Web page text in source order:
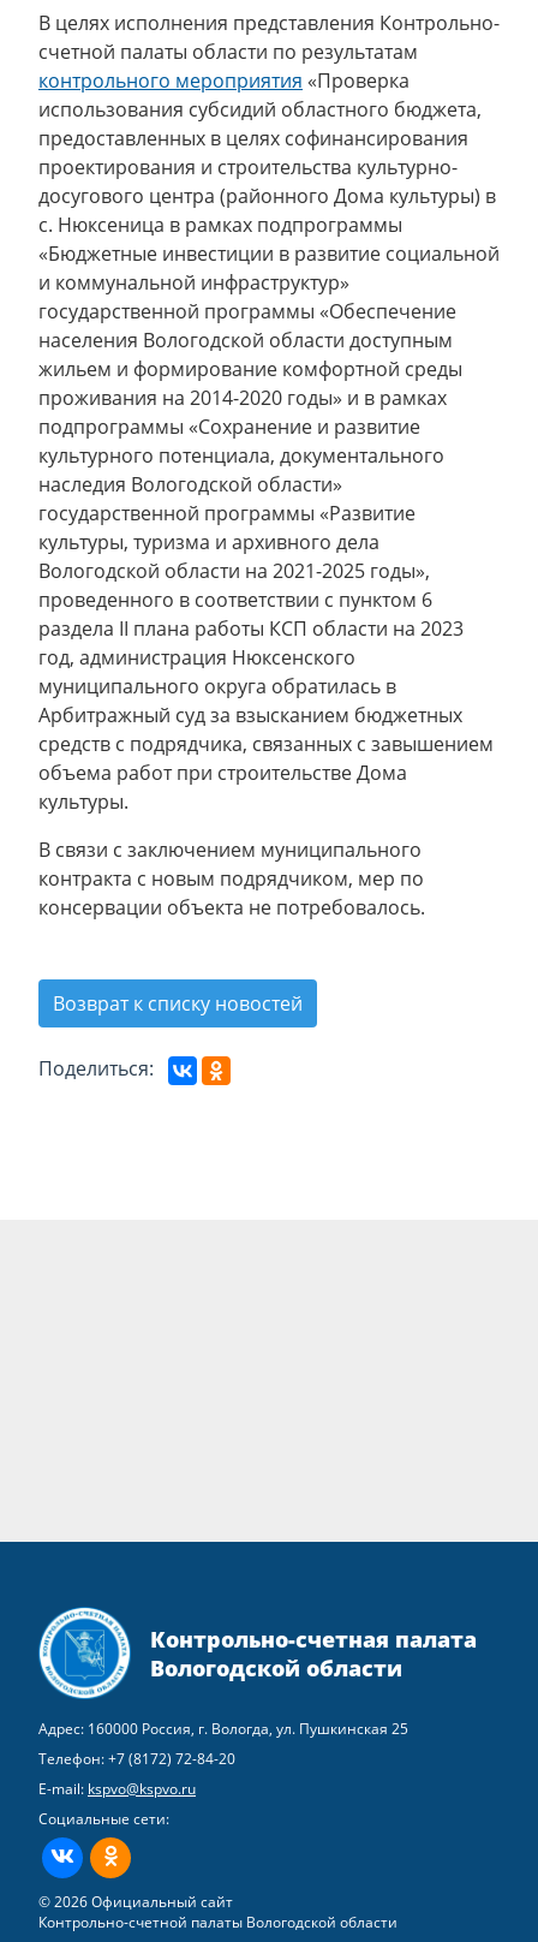
В целях исполнения представления Контрольно-
счетной палаты области по результатам
контрольного мероприятия «Проверка
использования субсидий областного бюджета,
предоставленных в целях софинансирования
проектирования и строительства культурно-
досугового центра (районного Дома культуры) в
с. Нюксеница в рамках подпрограммы
«Бюджетные инвестиции в развитие социальной
и коммунальной инфраструктур»
государственной программы «Обеспечение
населения Вологодской области доступным
жильем и формирование комфортной среды
проживания на 2014-2020 годы» и в рамках
подпрограммы «Сохранение и развитие
культурного потенциала, документального
наследия Вологодской области»
государственной программы «Развитие
культуры, туризма и архивного дела
Вологодской области на 2021-2025 годы»,
проведенного в соответствии с пунктом 6
раздела II плана работы КСП области на 2023
год, администрация Нюксенского
муниципального округа обратилась в
Арбитражный суд за взысканием бюджетных
средств с подрядчика, связанных с завышением
объема работ при строительстве Дома
культуры.
В связи с заключением муниципального
контракта с новым подрядчиком, мер по
консервации объекта не потребовалось.
Возврат к списку новостей
Поделиться:
Контрольно-счетная палата
Вологодской области
Адрес: 160000 Россия, г. Вологда, ул. Пушкинская 25
Телефон:+7 (8172) 72-84-20
E-mail: kspvo@kspvo.ru
Социальные сети:
ВКонтактеОдноклассники
© 2026 Официальный сайт
Контрольно-счетной палаты Вологодской области